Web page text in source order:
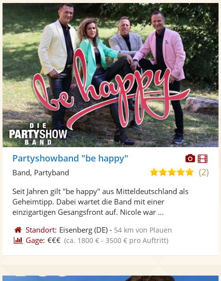
Partyshowband "be happy"
5,0(2)
Band, Partyband
Seit Jahren gilt "be happy" aus Mitteldeutschland als
Geheimtipp. Dabei wartet die Band mit einer
einzigartigen Gesangsfront auf. Nicole war ...
Standort: Eisenberg (DE) - 54 km von Plauen
Gage: €€€ (ca. 1800 € - 3500 € pro Auftritt)